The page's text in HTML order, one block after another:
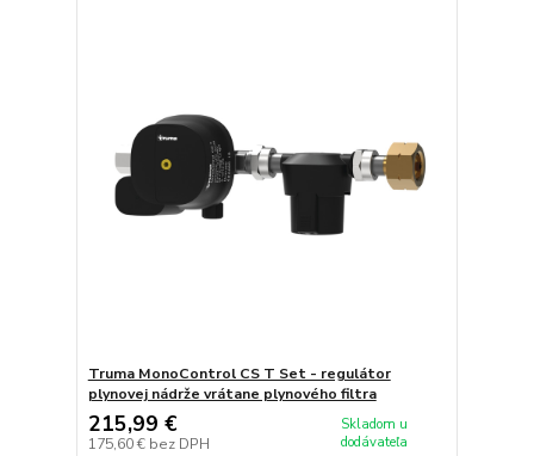
Truma MonoControl CS T Set - regulátor
plynovej nádrže vrátane plynového filtra
215,99 €
175,60 € bez DPH
Skladom u
dodávateľa